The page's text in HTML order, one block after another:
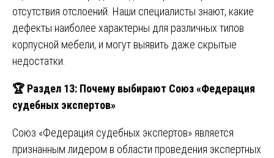
отсутствия отслоений. Наши специалисты знают, какие
дефекты наиболее характерны для различных типов
корпусной мебели, и могут выявить даже скрытые
недостатки.
🏆 Раздел 13: Почему выбирают Союз «Федерация
судебных экспертов»
Союз «Федерация судебных экспертов» является
признанным лидером в области проведения экспертных